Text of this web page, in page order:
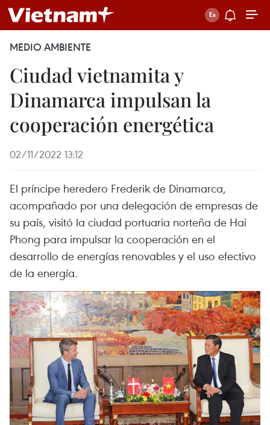
MEDIO AMBIENTE
Ciudad vietnamita y
Dinamarca impulsan la
cooperación energética
02/11/2022 13:12
El príncipe heredero Frederik de Dinamarca,
acompañado por una delegación de empresas de
su país, visitó la ciudad portuaria norteña de Hai
Phong para impulsar la cooperación en el
desarrollo de energías renovables y el uso efectivo
de la energía.